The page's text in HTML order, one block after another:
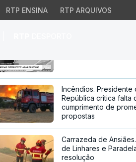
RTP ENSINA RTP ARQUIVOS
o país
Nigéria. Reação às
Incêndios. Presidente
República critica falta
cumprimento de
propostas
Carrazeda de
de Linhares e
resolução